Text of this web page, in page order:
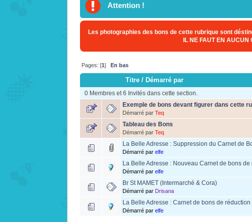
Attention !
Les photographies des bons de cette rubrique sont
IL NE FAUT EN AUCUN
Pages: [1] En bas
Titre/ Démarré par
0 Membres et 6 Invités dans cette section.
Exemple de bons devant figurer dans cette
Démarré parTeq
Tableau des Bons
Démarré parTeq
La Belle Adresse : Suppression du Carnet de
Démarré parelfe
La Belle Adresse : Nouveau Carnet de bons
Démarré parelfe
Br St MAMET (Intermarché & Cora)
Démarré par Drisana
La Belle Adresse : Carnet de bons de réduction
Démarré parelfe